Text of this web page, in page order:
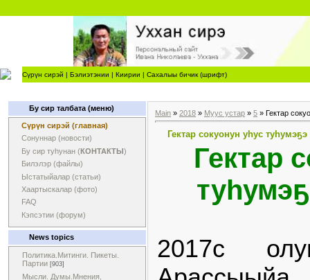
Сүрүн сирэй | Бэлиэтэнии | Киирии | Сахалыы бичик (шрифт)
Бу сир талбата (меню)
Сүрүн сирэй (главная)
Сонуннар (новости)
Бу сир туһунан (КОНТАКТЫ)
Билэлэр (файлы)
Ыстатыйалар (статьи)
Хаартыскалар (фото)
FAQ
Кэпсэтии (форум)
News topics
Политика.Митинги. Пикеты.
Партии [903]
Мысли. Думы.Мнения,
Main » 2018 » Муус устар » 5 » Гектар
Гектар сокуонун уһус
Гектар
2017с